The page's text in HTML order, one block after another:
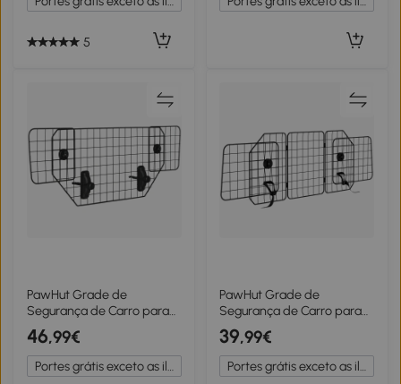
83,5x35x47,5 cm Natural
5
PawHut Grade de
Segurança de Carro para
Cães Universal Grade de
Segurança para Cães com
Largura Ajustável 90-
120x40,5cm Preto
46,99€
Portes grátis exceto as ilhas
PawHut Grade de
Segurança de Carro para
Cães com Largura Ajustável
Grade para Cães de Carro
Dobrável 93-150x42 cm
Preto
39,99€
Portes grátis exceto as ilhas